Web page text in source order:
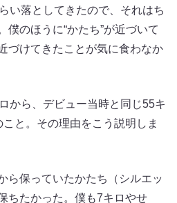
い落としてきたので、それはち
僕のほうに“かたち”が近づいて
づけてきたことが気に食わなか
から、デビュー当時と同じ55キ
と。その理由をこう説明しま
ら保っていたかたち（シルエッ
ちたかった。僕も7キロやせ